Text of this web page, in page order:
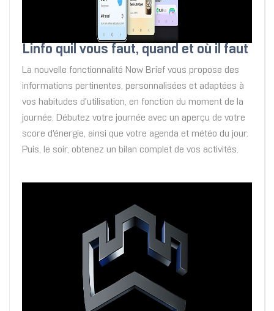
Linfo quil vous faut, quand et où il faut
La nouvelle fonctionnalité Now Brief vous propose des
informations pertinentes, personnalisées et adaptées à
vos habitudes d'utilisation, en fonction du moment de la
journée. Débutez votre journée avec un aperçu de votre
score d'énergie, ainsi que votre agenda et météo du jour.
Puis, le soir, obtenez un bilan complet de vos activités.